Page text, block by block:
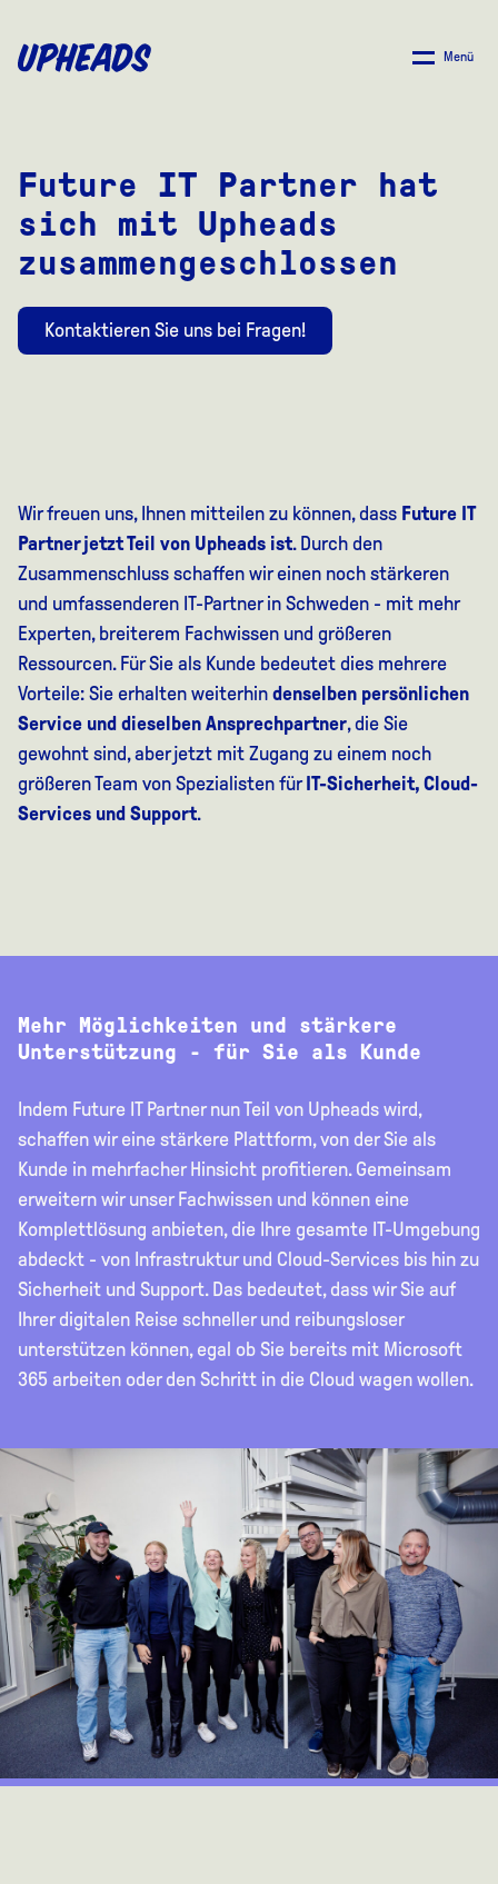
SPRINGEN
Menü
Future IT Partner hat
sich mit Upheads
zusammengeschlossen
Kontaktieren Sie uns bei Fragen!
Wir freuen uns, Ihnen mitteilen zu können, dass Future IT
Partner jetzt Teil von Upheads ist. Durch den
Zusammenschluss schaffen wir einen noch stärkeren
und umfassenderen IT-Partner in Schweden - mit mehr
Experten, breiterem Fachwissen und größeren
Ressourcen. Für Sie als Kunde bedeutet dies mehrere
Vorteile: Sie erhalten weiterhin denselben persönlichen
Service und dieselben Ansprechpartner, die Sie
gewohnt sind, aber jetzt mit Zugang zu einem noch
größeren Team von Spezialisten fürIT-Sicherheit, Cloud-
Services und Support.
Mehr Möglichkeiten und stärkere
Unterstützung - für Sie als Kunde
Indem Future IT Partner nun Teil von Upheads wird,
schaffen wir eine stärkere Plattform, von der Sie als
Kunde in mehrfacher Hinsicht profitieren. Gemeinsam
erweitern wir unser Fachwissen und können eine
Komplettlösung anbieten, die Ihre gesamte IT-Umgebung
abdeckt - von Infrastruktur und Cloud-Services bis hin zu
Sicherheit und Support. Das bedeutet, dass wir Sie auf
Ihrer digitalen Reise schneller und reibungsloser
unterstützen können, egal ob Sie bereits mit Microsoft
365 arbeiten oder den Schritt in die Cloud wagen wollen.